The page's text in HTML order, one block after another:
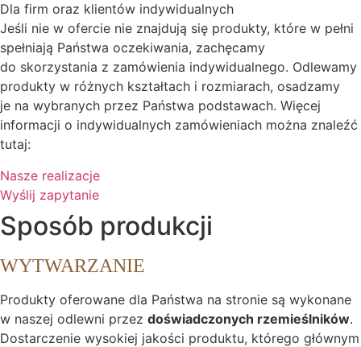
Dla firm oraz klientów indywidualnych
Jeśli nie w ofercie nie znajdują się produkty, które w pełni
spełniają Państwa oczekiwania, zachęcamy
do skorzystania z zamówienia indywidualnego. Odlewamy
produkty w różnych kształtach i rozmiarach, osadzamy
je na wybranych przez Państwa podstawach. Więcej
informacji o indywidualnych zamówieniach można znaleźć
tutaj:
Nasze realizacje
Wyślij zapytanie
Sposób produkcji
WYTWARZANIE
Produkty oferowane dla Państwa na stronie są wykonane
w naszej odlewni przez doświadczonych rzemieślników.
Dostarczenie wysokiej jakości produktu, którego głównym